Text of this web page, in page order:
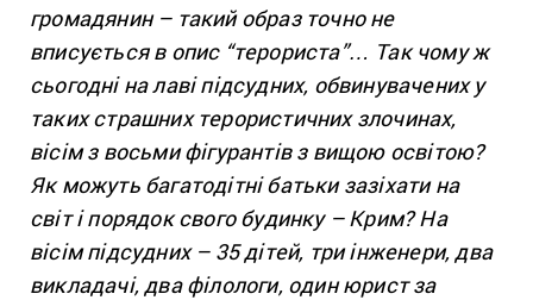
громадянин – такий образ точно не
вписується в опис “терориста”… Так чому ж
сьогодні на лаві підсудних, обвинувачених у
таких страшних терористичних злочинах,
вісім з восьми фігурантів з вищою освітою?
Як можуть багатодітні батьки зазіхати на
світ і порядок свого будинку – Крим? На
вісім підсудних – 35 дітей, три інженери, два
викладачі, два філологи, один юрист за